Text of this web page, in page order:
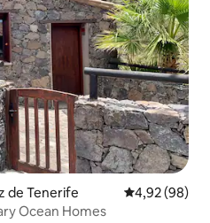
de Tenerife 4,92 de uma
4,92 (98)
Ocean Homes